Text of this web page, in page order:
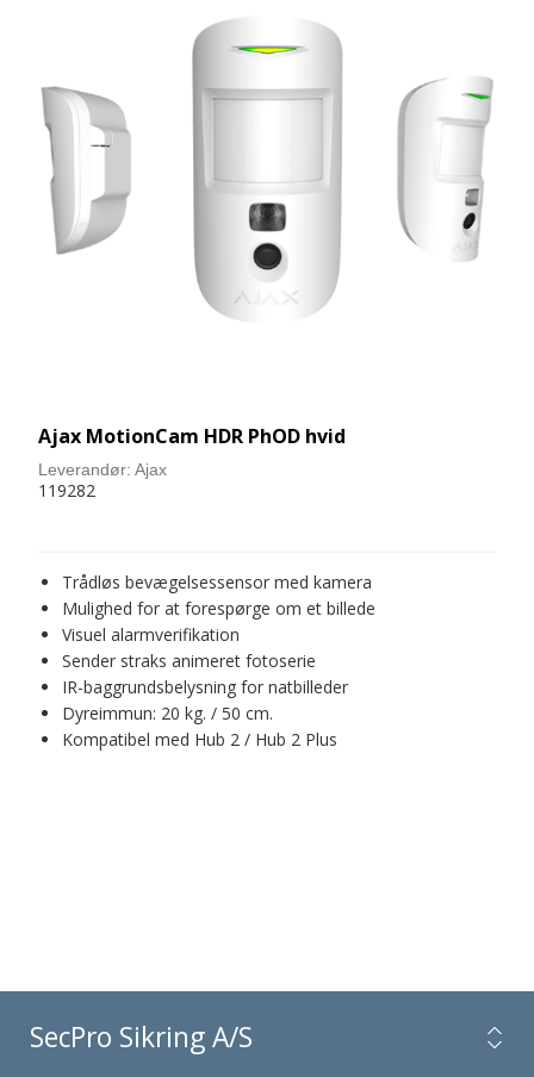
Ajax MotionCam HDR PhOD hvid
Leverandør: Ajax
119282
Trådløs bevægelsessensor med kamera
Mulighed for at forespørge om et billede
Visuel alarmverifikation
Sender straks animeret fotoserie
IR-baggrundsbelysning for natbilleder
Dyreimmun: 20 kg. / 50 cm.
Kompatibel med Hub 2 / Hub 2 Plus
SecPro Sikring A/S